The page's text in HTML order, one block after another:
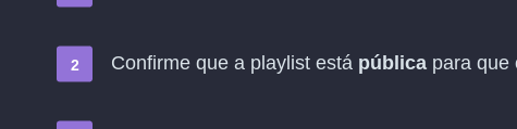
Confirme que a playlist está pública para que